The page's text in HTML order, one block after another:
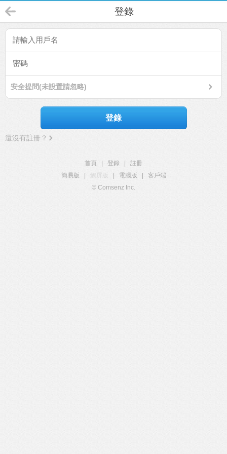
登錄
安全提問(未設置請忽略)
登錄
還沒有註冊？
首頁 登錄
註冊
簡易版
觸屏版 電腦版
客戶端
© Comsenz Inc.